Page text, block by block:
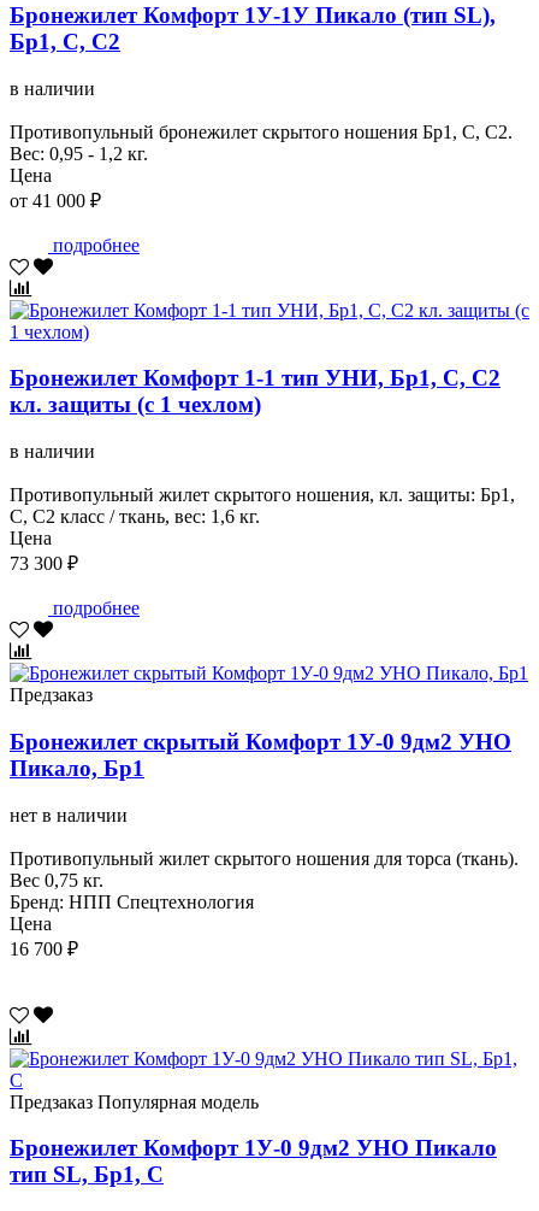
Бронежилет Комфорт 1У-1У Пикало (тип SL),
Бр1, С, С2
в наличии
Противопульный бронежилет скрытого ношения Бр1, С, С2.
Вес: 0,95 - 1,2 кг.
Цена
от 41 000 ₽
подробнее
Бронежилет Комфорт 1-1 тип УНИ, Бр1, С, С2
кл. защиты (с 1 чехлом)
в наличии
Противопульный жилет скрытого ношения, кл. защиты: Бр1,
С, С2 класс / ткань, вес: 1,6 кг.
Цена
73 300 ₽
подробнее
Предзаказ
Бронежилет скрытый Комфорт 1У-0 9дм2 УНО
Пикало, Бр1
нет в наличии
Противопульный жилет скрытого ношения для торса (ткань).
Вес 0,75 кг.
Бренд: НПП Спецтехнология
Цена
16 700 ₽
Предзаказ Популярная модель
Бронежилет Комфорт 1У-0 9дм2 УНО Пикало
тип SL, Бр1, С